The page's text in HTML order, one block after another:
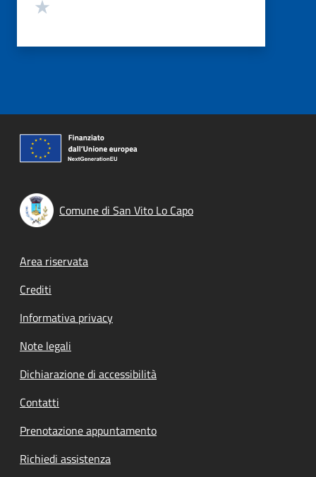
Comune di San Vito Lo Capo
Footer menu
Area riservata
Crediti
Informativa privacy
Note legali
Dichiarazione di accessibilità
Contatti
Prenotazione appuntamento
Richiedi assistenza